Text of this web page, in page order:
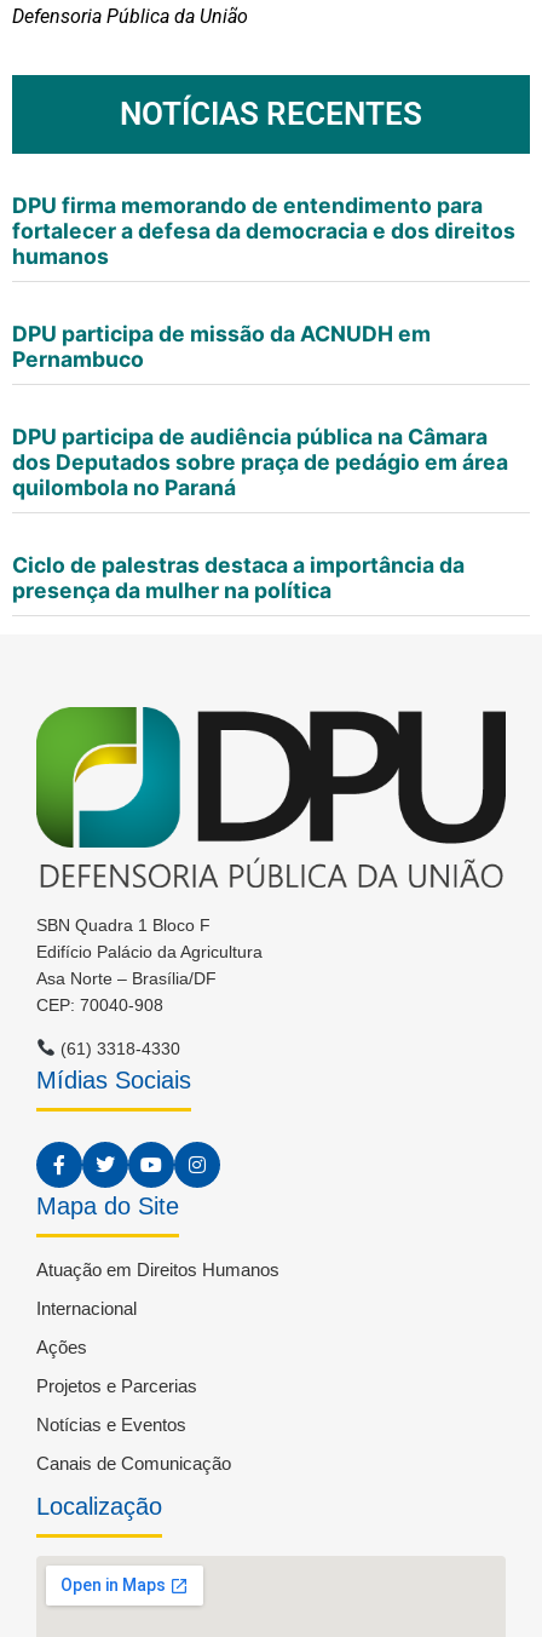
Defensoria Pública da União
NOTÍCIAS RECENTES
DPU firma memorando de entendimento para
fortalecer a defesa da democracia e dos direitos
humanos
DPU participa de missão da ACNUDH em
Pernambuco
DPU participa de audiência pública na Câmara
dos Deputados sobre praça de pedágio em área
quilombola no Paraná
Ciclo de palestras destaca a importância da
presença da mulher na política
SBN Quadra 1 Bloco F
Edifício Palácio da Agricultura
Asa Norte – Brasília/DF
CEP: 70040-908
(61) 3318-4330
Mídias Sociais
Mapa do Site
Atuação em Direitos Humanos
Internacional
Ações
Projetos e Parcerias
Notícias e Eventos
Canais de Comunicação
Localização